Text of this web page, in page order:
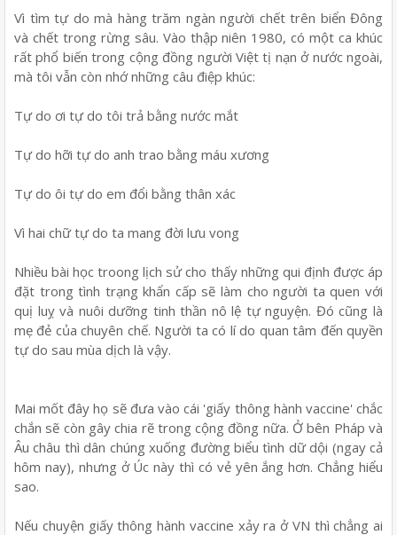
Vì tìm tự do mà hàng trăm ngàn người chết trên biển Đông
và chết trong rừng sâu. Vào thập niên 1980, có một ca khúc
rất phổ biến trong cộng đồng người Việt tị nạn ở nước ngoài,
mà tôi vẫn còn nhớ những câu điệp khúc:
Tự do ơi tự do tôi trả bằng nước mắt
Tự do hỡi tự do anh trao bằng máu xương
Tự do ôi tự do em đổi bằng thân xác
Vì hai chữ tự do ta mang đời lưu vong
Nhiều bài học troong lịch sử cho thấy những qui định được áp
đặt trong tình trạng khẩn cấp sẽ làm cho người ta quen với
quị luỵ và nuôi dưỡng tinh thần nô lệ tự nguyện. Đó cũng là
mẹ đẻ của chuyên chế. Người ta có lí do quan tâm đến quyền
tự do sau mùa dịch là vậy.
Mai mốt đây họ sẽ đưa vào cái 'giấy thông hành vaccine' chắc
chắn sẽ còn gây chia rẽ trong cộng đồng nữa. Ở bên Pháp và
Âu châu thì dân chúng xuống đường biểu tình dữ dội (ngay cả
hôm nay), nhưng ở Úc này thì có vẻ yên ắng hơn. Chẳng hiểu
sao.
Nếu chuyện giấy thông hành vaccine xảy ra ở VN thì chẳng ai